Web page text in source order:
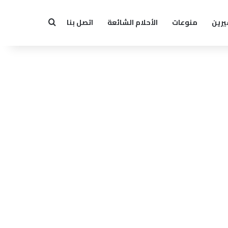
منوعات الأحلام الشائعة اتصل بنا بحث عن